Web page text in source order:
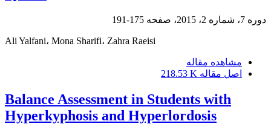
دوره 7، شماره 2، 2015، صفحه 175-191
Ali Yalfani، Mona Sharifi، Zahra Raeisi
مشاهده مقاله
اصل مقاله 218.53 K
Balance Assessment in Students with
Hyperkyphosis and Hyperlordosis